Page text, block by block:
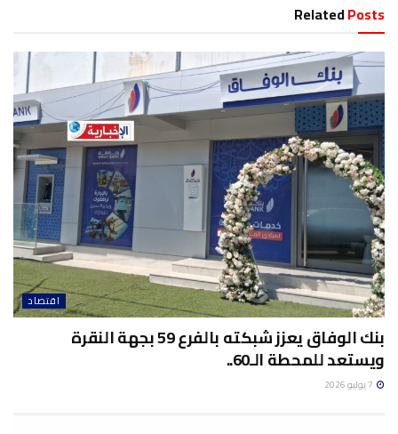
RelatedPosts
اقتصاد
بنك الوفاق يعزز شبكته بالفرع 59 بجهة النقرة
ويستعد للمحطة الـ60..